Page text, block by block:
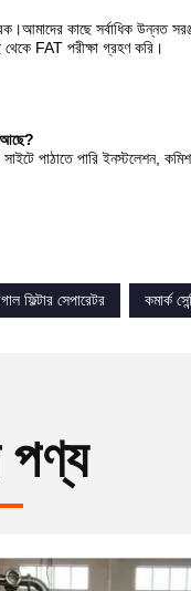
কাছে সর্বাধিক উন্নত
থেকে FAT পরীক্ষা গ্রহণ করি।
আছে?
পাঠাতে পারি ইনস্টলেশন,
ফিল্টার সেপারেটর কমার্ক